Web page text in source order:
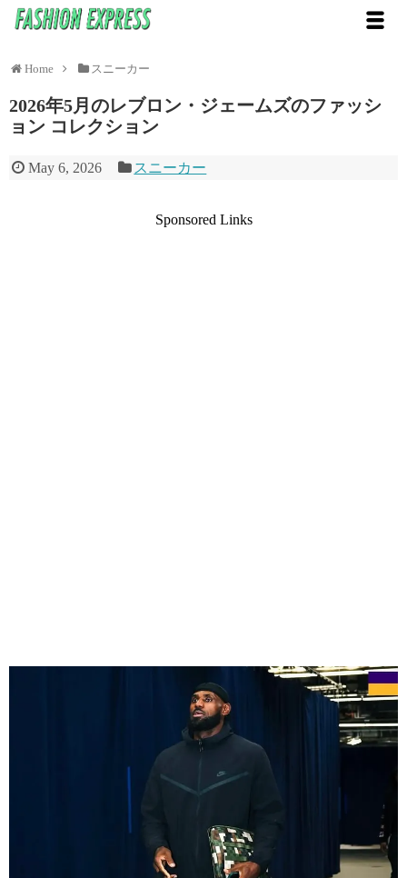
Home スニーカー
2026年5月のレブロン・ジェームズのファッシ
ョン コレクション
May 6, 2026 スニーカー
Sponsored Links